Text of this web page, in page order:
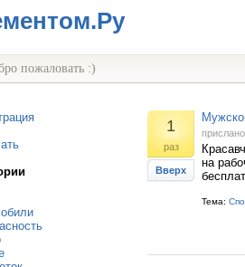
пожаловать :)
1
раз
Вверх
на
Тема: